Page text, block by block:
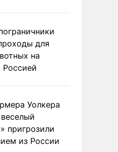
для
на
Россией
Уолкера
пригрозили
из России